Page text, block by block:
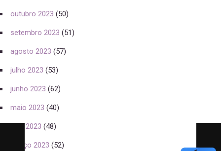
outubro 2023 (50)
setembro 2023 (51)
agosto 2023 (57)
julho 2023 (53)
junho 2023 (62)
maio 2023 (40)
abril 2023 (48)
março 2023 (52)